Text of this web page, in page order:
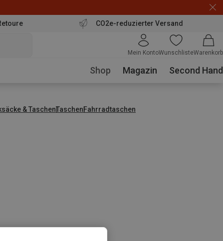
CO2e-reduzierter Versand
Mein KontoWunschlisteWarenkorb
Shop Magazin Second Hand
& TaschenTaschenFahrradtaschen